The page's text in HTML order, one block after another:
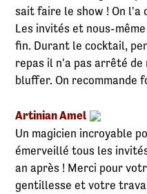
sait faire le show ! On l'a
Les invités et nous-
fin. Durant le cocktail,
repas il n'a pas arrêté
bluffer. On recommande
Artinian Amel
Un magicien incroyable
émerveillé tous les
an après ! Merci pour
gentillesse et votre